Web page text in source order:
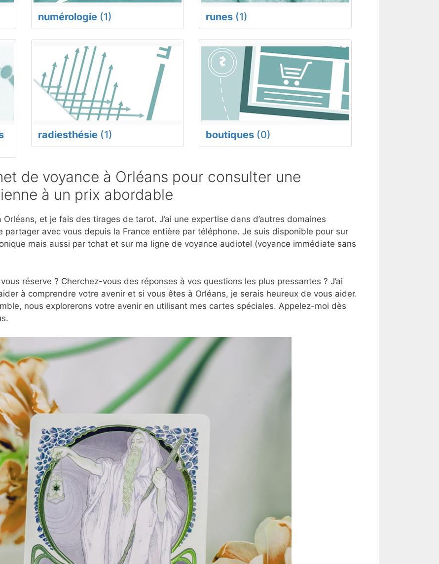
numérologie (1) runes (1)
radiesthésie (1) boutiques (0)
de voyance à Orléans pour consulter une
à un prix abordable
et je fais des tirages de tarot. J’ai une expertise dans d’autres domaines
partager avec vous depuis la France entière par téléphone. Je suis disponible pour sur
mais aussi par tchat et sur ma ligne de voyance audiotel (voyance immédiate sans
réserve ? Cherchez-vous des réponses à vos questions les plus pressantes ? J’ai
à comprendre votre avenir et si vous êtes à Orléans, je serais heureux de vous aider.
nous explorerons votre avenir en utilisant mes cartes spéciales. Appelez-moi dès